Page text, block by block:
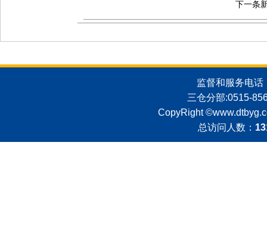
下一条
监督和服务电
三仓分部:0515-
CopyRight ©
总访问人数：